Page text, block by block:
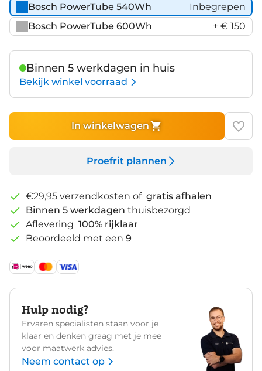
Bosch PowerTube 540Wh
Inbegrepen
Bosch PowerTube 600Wh
+ € 150
Binnen 5 werkdagen in huis
Bekijk winkel voorraad
In winkelwagen
Proefrit plannen
€29,95 verzendkosten of gratis afhalen
Binnen 5 werkdagen thuisbezorgd
Aflevering 100% rijklaar
Beoordeeld met een 9
Hulp nodig?
Ervaren specialisten staan voor je
klaar en denken graag met je mee
voor maatwerk advies.
Neem contact op